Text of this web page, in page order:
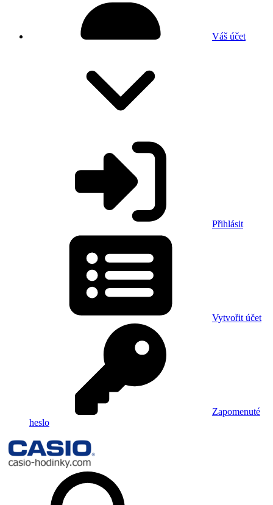
Váš účet
Přihlásit
Vytvořit účet
Zapomenuté
heslo